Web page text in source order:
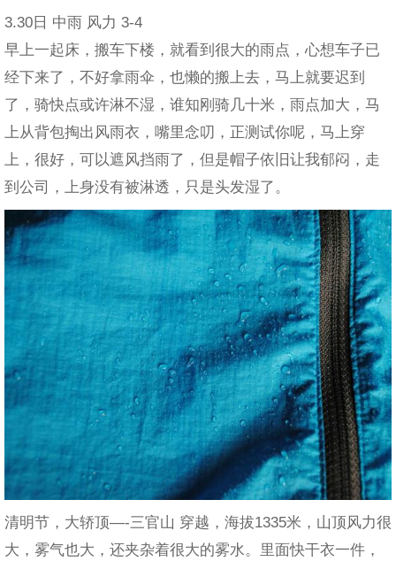
3.30日 中雨 风力 3-4
早上一起床，搬车下楼，就看到很大的雨点，心想车子已
经下来了，不好拿雨伞，也懒的搬上去，马上就要迟到
了，骑快点或许淋不湿，谁知刚骑几十米，雨点加大，马
上从背包掏出风雨衣，嘴里念叨，正测试你呢，马上穿
上，很好，可以遮风挡雨了，但是帽子依旧让我郁闷，走
到公司，上身没有被淋透，只是头发湿了。
清明节，大轿顶—-三官山 穿越，海拔1335米，山顶风力很
大，雾气也大，还夹杂着很大的雾水。里面快干衣一件，